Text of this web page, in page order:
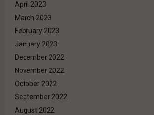
April 2023
March 2023
February 2023
January 2023
December 2022
November 2022
October 2022
September 2022
August 2022